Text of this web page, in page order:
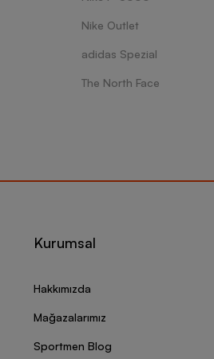
Nike Outlet
adidas Spezial
The North Face
Kurumsal
Hakkımızda
Mağazalarımız
Sportmen Blog